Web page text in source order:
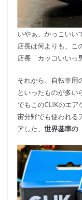
いやぁ、かっこいい
店長は何よりも、こ
店長「カッコいいっ
それから、自転車用
といったものが多い
でもこのCLIKのエ
宙分野でも使われる
アした、 世界基準の